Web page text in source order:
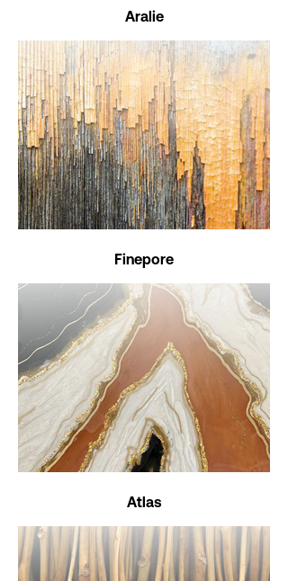
Aralie
Finepore
Atlas